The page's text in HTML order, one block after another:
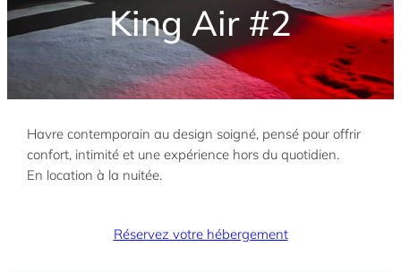
King Air #2
Havre contemporain au design soigné, pensé pour offrir
confort, intimité et une expérience hors du quotidien.
En location à la nuitée.
Réservez votre hébergement